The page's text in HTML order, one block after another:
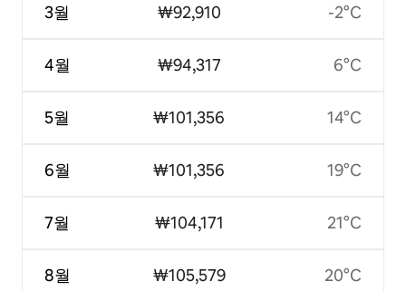
3월
4월
5월
6월
7월
8월
₩92,910
₩94,317
₩101,356
₩101,356
₩104,171
₩105,579
-2°C
6°C
14°C
19°C
21°C
20°C